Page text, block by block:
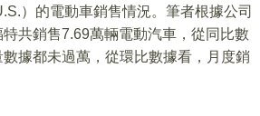
）的電動車銷售情況。筆者根據公司
共銷售7.69萬輛電動汽車，從同比數
據都未過萬，從環比數據看，月度銷